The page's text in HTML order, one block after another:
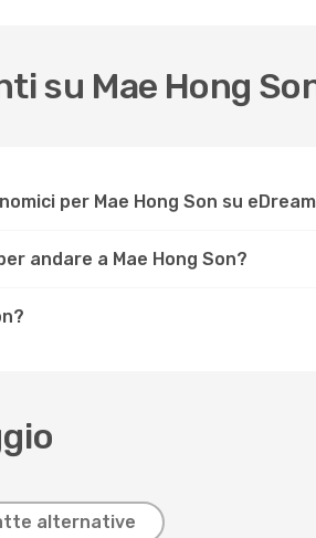
su Mae Hong
per Mae Hong Son su
andare a Mae Hong Son?
alternative